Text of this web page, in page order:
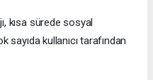
kısa sürede sosyal
sayıda kullanıcı tarafından